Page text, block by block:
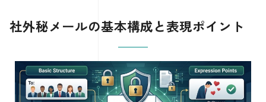
社外秘メールの基本構成と表現ポイント